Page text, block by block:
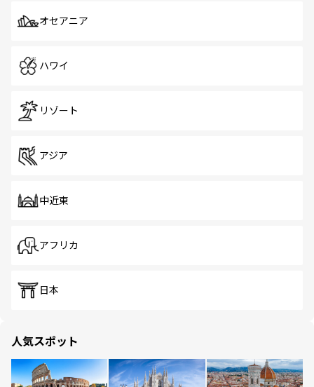
オセアニア
ハワイ
リゾート
アジア
中近東
アフリカ
日本
人気スポット